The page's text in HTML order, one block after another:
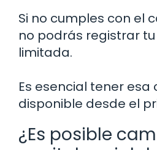
Si no cumples con el
no podrás registrar
limitada.
Es esencial tener esa
disponible desde el
¿Es posible